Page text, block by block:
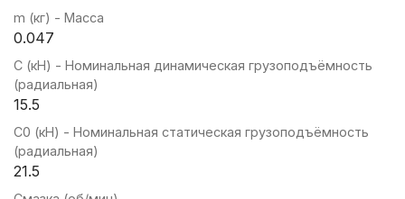
m (кг) - Масса
0.047
C (кН) - Номинальная динамическая грузоподъёмность
(радиальная)
15.5
C0 (кН) - Номинальная статическая грузоподъёмность
(радиальная)
21.5